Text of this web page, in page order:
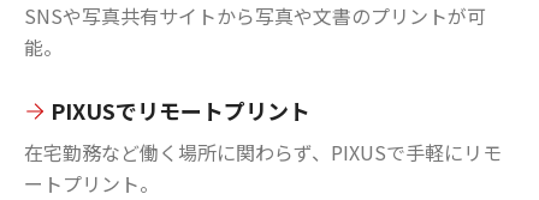
SNSや写真共有サイトから写真や文書のプリントが可
能。
PIXUSでリモートプリント
在宅勤務など働く場所に関わらず、PIXUSで手軽にリモ
ートプリント。